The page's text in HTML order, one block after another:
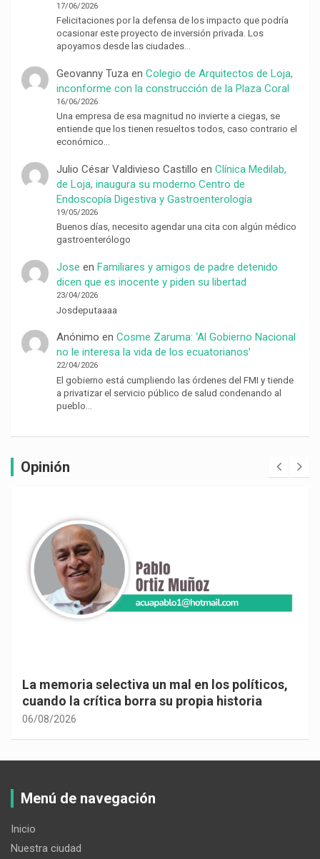
17/06/2026
Felicitaciones por la defensa de los impacto que podría
ocasionar este proyecto de inversión privada. Los
apoyamos desde las ciudades…
Geovanny Tuzaen Colegio de Arquitectos de Loja,
inconforme con la construcción de la Plaza Coral
16/06/2026
Una empresa de esa magnitud no invierte a ciegas, se
entiende que los tienen resueltos todos, caso contrario el
económico…
Julio César Valdivieso Castillo en Clínica Medilab,
de Loja, inaugura su moderno Centro de
Endoscopía Digestiva y Gastroenterología
19/05/2026
Buenos días, necesito agendar una cita con algún médico
gastroenterólogo
Jose en Familiares y amigos de padre detenido
dicen que es inocente y piden su libertad
23/04/2026
Josdeputaaaa
Anónimo en Cosme Zaruma: ‘Al Gobierno Nacional
no le interesa la vida de los ecuatorianos’
22/04/2026
El gobierno está cumpliendo las órdenes del FMI y tiende
a privatizar el servicio público de salud condenando al
pueblo…
Opinión
La memoria selectiva un mal en los políticos,
cuando la crítica borra su propia historia
06/08/2026
Menú de navegación
Inicio
Nuestra ciudad